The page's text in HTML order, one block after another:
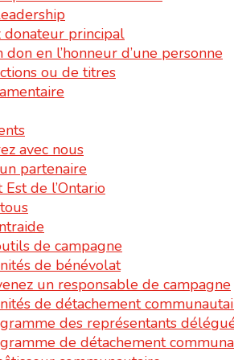
donateur principal
don en l’honneur d’une personne
ou de titres
avec nous
partenaire
de l’Ontario
de campagne
de bénévolat
un responsable de campagne
de détachement
des représentants
de détachement